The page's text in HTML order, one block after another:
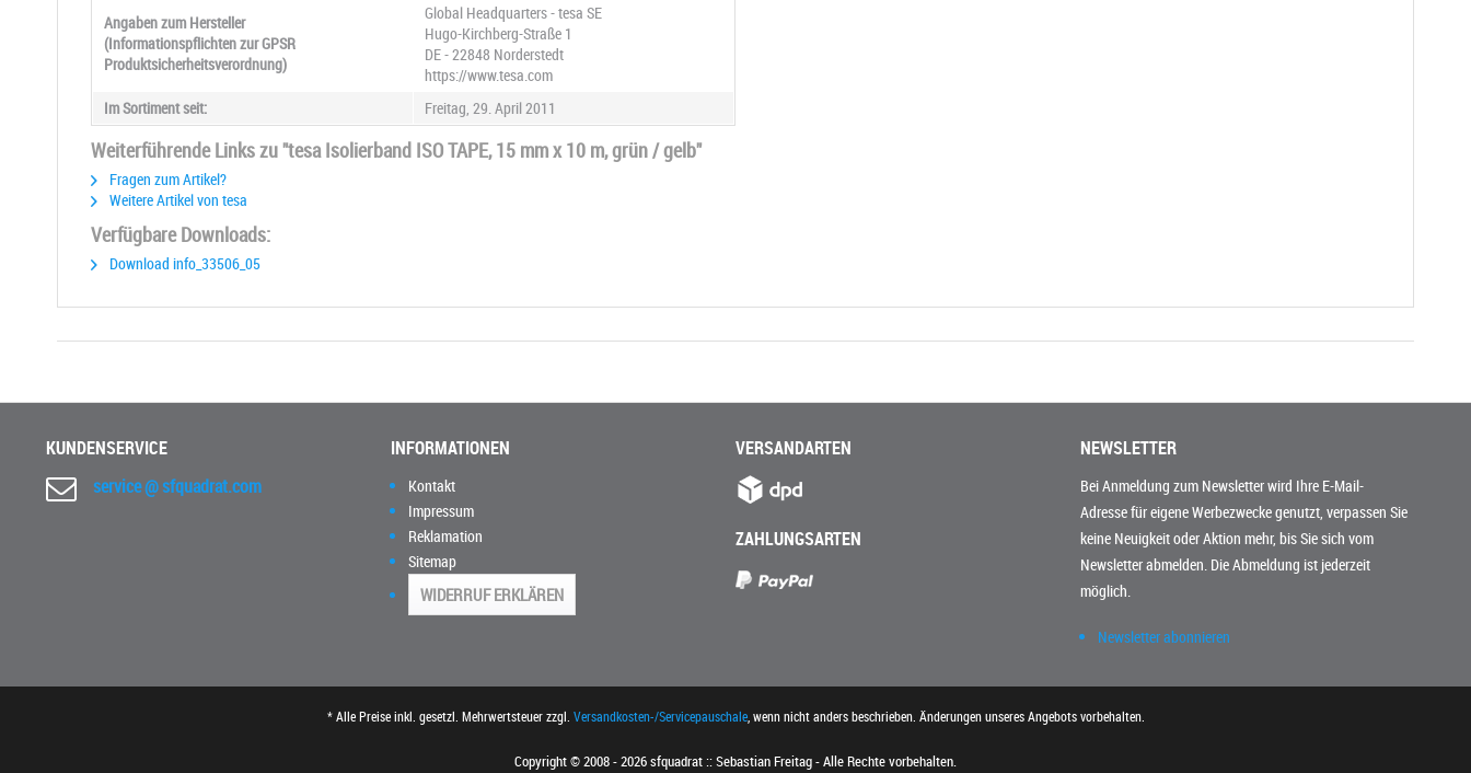
Angaben zum Hersteller
(Informationspflichten zur GPSR
Produktsicherheitsverordnung)
Global Headquarters - tesa SE
Hugo-Kirchberg-Straße 1
DE - 22848 Norderstedt
https://www.tesa.com
Im Sortiment seit:
Freitag, 29. April 2011
Weiterführende Links zu "tesa Isolierband ISO TAPE, 15 mm x 10 m, grün / gelb"
Fragen zum Artikel?
Weitere Artikel von tesa
Verfügbare Downloads:
Download info_33506_05
KUNDENSERVICE
service @ sfquadrat.com
INFORMATIONEN
Kontakt
Impressum
Reklamation
Sitemap
WIDERRUF ERKLÄREN
VERSANDARTEN
ZAHLUNGSARTEN
NEWSLETTER
Bei Anmeldung zum Newsletter wird Ihre E-Mail-
Adresse für eigene Werbezwecke genutzt, verpassen Sie
keine Neuigkeit oder Aktion mehr, bis Sie sich vom
Newsletter abmelden. Die Abmeldung ist jederzeit
möglich.
Newsletter abonnieren
* Alle Preise inkl. gesetzl. Mehrwertsteuer zzgl. Versandkosten-/Servicepauschale, wenn nicht anders beschrieben. Änderungen unseres Angebots vorbehalten.
Copyright © 2008 - 2026 sfquadrat :: Sebastian Freitag - Alle Rechte vorbehalten.